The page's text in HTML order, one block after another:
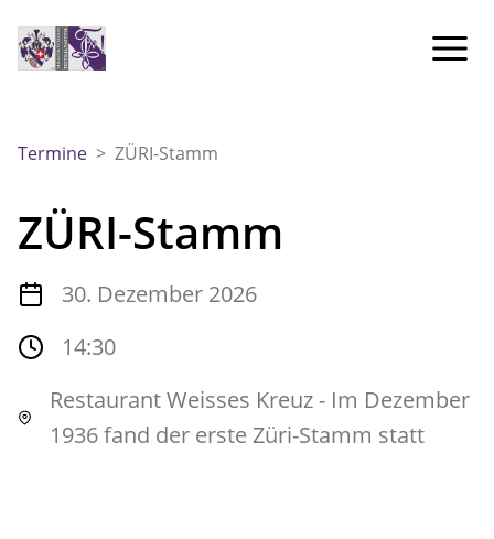
Termine > ZÜRI-Stamm
ZÜRI-Stamm
30. Dezember 2026
14:30
Restaurant Weisses Kreuz - Im Dezember
1936 fand der erste Züri-Stamm statt